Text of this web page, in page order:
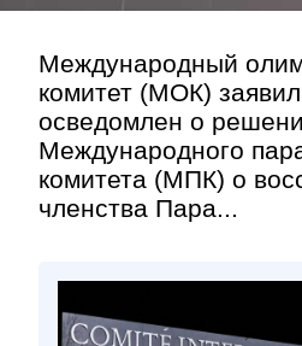
Международный
комитет (МОК)
осведомлен о
Международного
комитета (МПК) о
членства Пара...
Контакт»